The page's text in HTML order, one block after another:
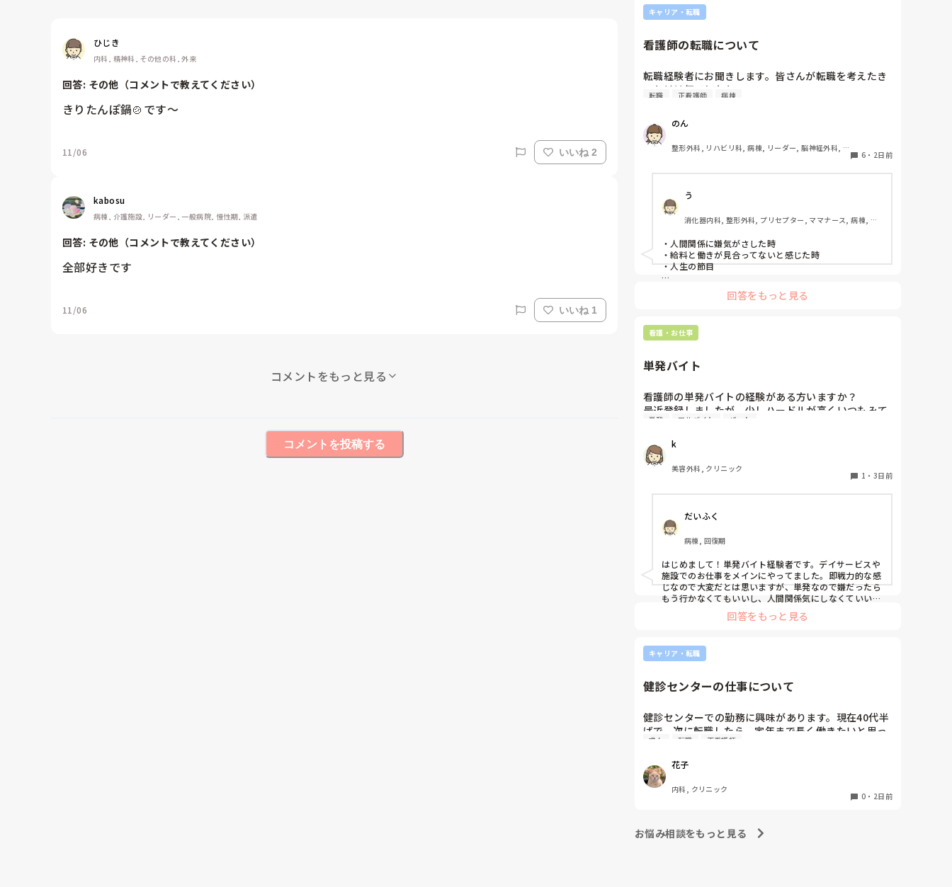
ひじき
内科, 精神科, その他の科, 外来
回答: その他（コメントで教えてください）
きりたんぽ鍋🍲です〜
11/06 いいね 2
kabosu
病棟, 介護施設, リーダー, 一般病院, 慢性期, 派遣
回答: その他（コメントで教えてください）
全部好きです
11/06 いいね 1
コメントをもっと見る
コメントを投稿する
キャリア・転職
看護師の転職について
転職経験者にお聞きします。皆さんが転職を考えたき
っかけは何でしたか?
転職 正看護師 病棟
のん
整形外科, リハビリ科, 病棟, リーダー, 脳神経外科,
6 ・ 2日前
う
消化器内科, 整形外科, プリセプター, ママナース, 病棟, 訪
・人間関係に嫌気がさした時
・給料と働きが見合ってないと感じた時
・人生の節目
回答をもっと見る
看護・お仕事
単発バイト
看護師の単発バイトの経験がある方いますか？
最近登録しましたが、少しハードルが高くいつもみて
いるだけです。
て、どのような雰囲気なのか知りたいです。
単発 アルバイト パート
k
美容外科, クリニック
1 ・ 3日前
だいふく
病棟, 回復期
はじめまして！単発バイト経験者です。デイサービスや
施設でのお仕事をメインにやってました。即戦力的な感
じなので大変だとは思いますが、単発なので嫌だったら
もう行かなくてもいいし、人間関係気にしなくていいの
が楽でした！単価も高いですし私には合ってたかなと思
います。ただ、自分の行きたい日にちに空きがあるか分
回答をもっと見る
キャリア・転職
健診センターの仕事について
健診センターでの勤務に興味があります。現在40代半
ばで、次に転職したら、定年まで長く働きたいと思っ
ています。
健診センターは比較的人気があるので、あまり空きが
ないと聞きます。
実際、健診センターでの仕事内容は、楽なのでしょう
か？また、大変なことは何ですか？
求人 転職 正看護師
花子
内科, クリニック
0 ・ 2日前
お悩み相談をもっと見る